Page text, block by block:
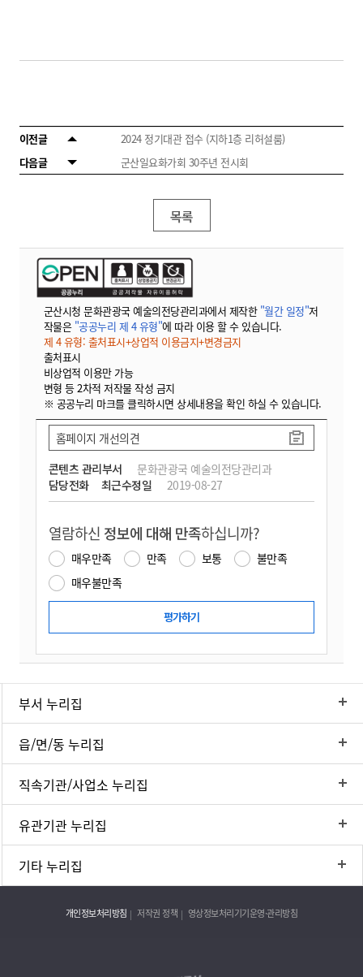
이전글
2024 정기대관 접수 (지하1층 리허설룸)
다음글
군산일요화가회 30주년 전시회
목록
군산시청 문화관광국 예술의전당관리과에서 제작한 "월간 일정"저
작물은 "공공누리 제 4 유형"에 따라 이용 할 수 있습니다.
제 4 유형: 출처표시+상업적 이용금지+변경금지
출처표시
비상업적 이용만 가능
변형 등 2차적 저작물 작성 금지
※ 공공누리 마크를 클릭하시면 상세내용을 확인 하실 수 있습니다.
콘텐츠 관리부서
문화관광국 예술의전당관리과
담당전화
최근수정일 2019-08-27
홈페이지 개선의견
열람하신 정보에 대해 만족하십니까?
매우만족 만족 보통
불만족
매우불만족
부서 누리집
읍/면/동 누리집
직속기관/사업소 누리집
유관기관 누리집
기타 누리집
개인정보처리방침 저작권 정책 영상정보처리기기운영·관리방침